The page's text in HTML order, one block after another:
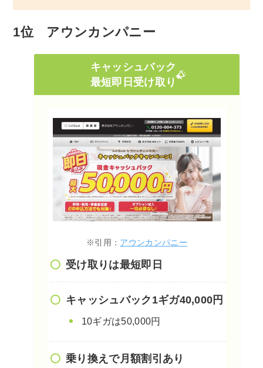
1位 アウンカンパニー
キャッシュバック
最短即日受け取り
※引用： アウンカンパニー
受け取りは最短即日
キャッシュバック1ギガ40,000円
10ギガは50,000円
乗り換えで月額割引あり